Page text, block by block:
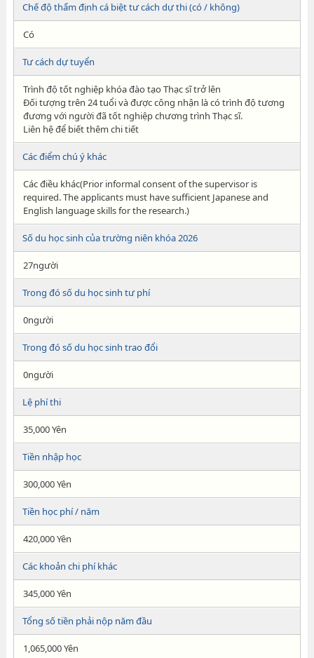
Chế độ thẩm định cá biệt tư cách dự thi (có / không)
Có
Tư cách dự tuyển
Trình độ tốt nghiệp khóa đào tạo Thạc sĩ trở lên
Đối tượng trên 24 tuổi và được công nhận là có trình độ tương
đương với người đã tốt nghiệp chương trình Thạc sĩ.
Liên hệ để biết thêm chi tiết
Các điểm chú ý khác
Các điều khác(Prior informal consent of the supervisor is
required. The applicants must have sufficient Japanese and
English language skills for the research.)
Số du học sinh của trường niên khóa 2026
27người
Trong đó số du học sinh tư phí
0người
Trong đó số du học sinh trao đổi
0người
Lệ phí thi
35,000 Yên
Tiền nhập học
300,000 Yên
Tiền học phí / năm
420,000 Yên
Các khoản chi phí khác
345,000 Yên
Tổng số tiền phải nộp năm đầu
1,065,000 Yên